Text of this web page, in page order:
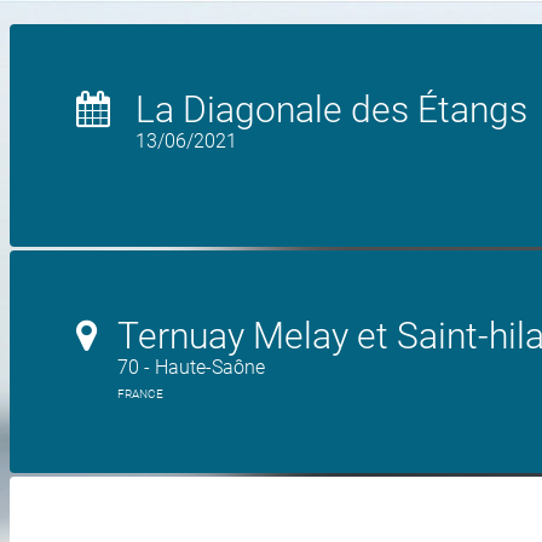
La Diagonale des Étangs
13/06/2021
Ternuay Melay et Saint-
70 - Haute-Saône
FRANCE